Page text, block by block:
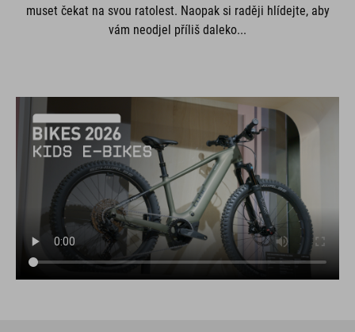
muset čekat na svou ratolest. Naopak si raději hlídejte, aby
vám neodjel příliš daleko...